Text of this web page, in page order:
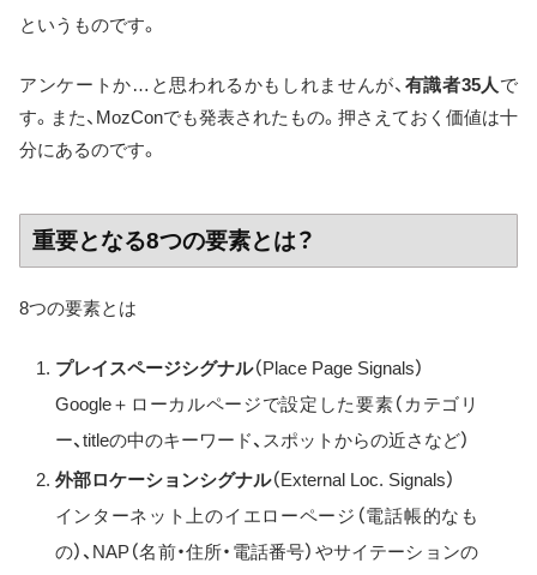
というものです。
アンケートか…と思われるかもしれませんが、 有識者35人 で
す。また、MozConでも発表されたもの。押さえておく価値は十
分にあるのです。
重要となる8つの要素とは？
8つの要素とは
プレイスページシグナル（Place Page Signals）
Google＋ローカルページで設定した要素（カテゴリ
ー、titleの中のキーワード、スポットからの近さなど）
外部ロケーションシグナル（External Loc. Signals）
インターネット上のイエローページ（電話帳的なも
の）、NAP（名前・住所・電話番号）やサイテーションの